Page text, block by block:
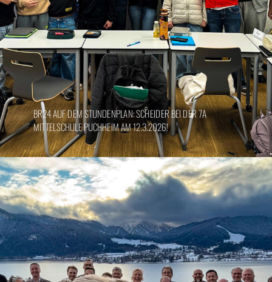
BR24 AUF DEM STUNDENPLAN: SCHEIDER BEI DER 7A
MITTELSCHULE PUCHHEIM AM 12.3.2026!